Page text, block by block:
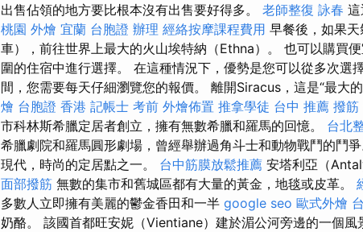
出售佔領的地方要比根本沒有出售要好得多。 老師整復 詠春
桃園 外燴 宜蘭 台胞證 辦理 經絡按摩課程費用 早餐後，如果
車），前往世界上最大的火山埃特納（Ethna）。 也可以購買
圍的住宿中進行選擇。 在這種情況下，優勢是您可以從多次選
間，您需要每天仔細瀏覽您的報價。 離開Siracus，這是“最大
燴 台胞證 香港 記帳士 考前 外燴佈置 推拿學徒 台中 推薦 撥筋
市科林斯希臘定居者創立，擁有無數希臘和羅馬的回憶。 台北
希臘劇院和羅馬圓形劇場，曾經舉辦過角斗士和動物戰鬥的鬥
現代，時尚的定居點之一。 台中筋膜放鬆推薦 安塔利亞（
面部撥筋 無數的集市和舊城區都有大量的黃金，地毯或皮革。
多數人立即擁有美麗的鬱金香田和一半 google seo 歐式外燴
奶酪。 該國首都旺安妮（Vientiane）建於湄公河旁邊的一個風